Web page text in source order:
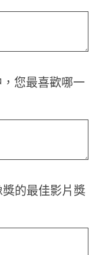
您最喜歡哪一
的最佳影片獎